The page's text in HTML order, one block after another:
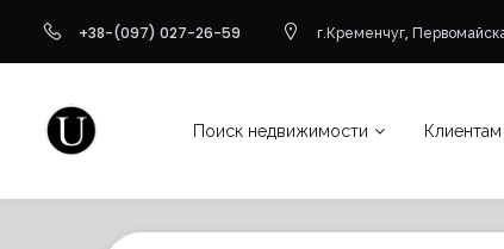
+38-(097) 027-26-59 г.Кременчуг,
Поиск недвижимости Клиентам